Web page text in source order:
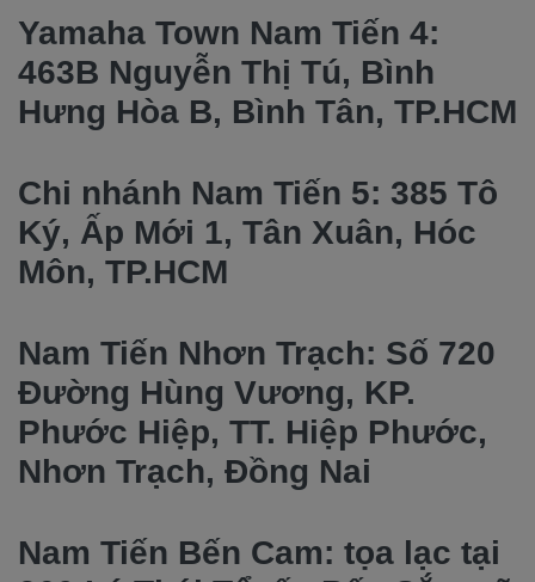
Yamaha Town Nam Tiến 4:
463B Nguyễn Thị Tú, Bình
Hưng Hòa B, Bình Tân, TP.HCM
Chi nhánh Nam Tiến 5: 385 Tô
Ký, Ấp Mới 1, Tân Xuân, Hóc
Môn, TP.HCM
Nam Tiến Nhơn Trạch: Số 720
Đường Hùng Vương, KP.
Phước Hiệp, TT. Hiệp Phước,
Nhơn Trạch, Đồng Nai
Nam Tiến Bến Cam: tọa lạc tại